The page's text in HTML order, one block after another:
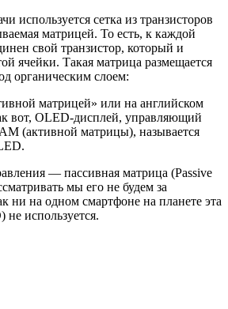
используется сетка из транзисторов
матрицей. То есть, к каждой
свой транзистор, который и
ячейки. Такая матрица размещается
органическим слоем:
матрицей» или на английском
вот, OLED-дисплей, управляющий
(активной матрицы), называется
— пассивная матрица (Passive
мы его не будем за
ни на одном смартфоне на планете эта
используется.